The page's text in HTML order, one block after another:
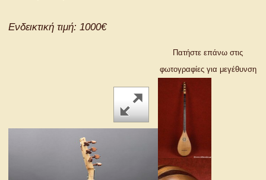
Ενδεικτική τιμή: 1000€
Πατήστε επάνω στις
φωτογραφίες για μεγέθυνση